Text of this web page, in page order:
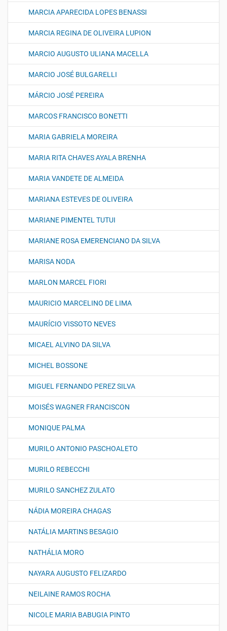
MARCIA APARECIDA LOPES BENASSI
MARCIA REGINA DE OLIVEIRA LUPION
MARCIO AUGUSTO ULIANA MACELLA
MARCIO JOSÉ BULGARELLI
MÁRCIO JOSÉ PEREIRA
MARCOS FRANCISCO BONETTI
MARIA GABRIELA MOREIRA
MARIA RITA CHAVES AYALA BRENHA
MARIA VANDETE DE ALMEIDA
MARIANA ESTEVES DE OLIVEIRA
MARIANE PIMENTEL TUTUI
MARIANE ROSA EMERENCIANO DA SILVA
MARISA NODA
MARLON MARCEL FIORI
MAURICIO MARCELINO DE LIMA
MAURÍCIO VISSOTO NEVES
MICAEL ALVINO DA SILVA
MICHEL BOSSONE
MIGUEL FERNANDO PEREZ SILVA
MOISÉS WAGNER FRANCISCON
MONIQUE PALMA
MURILO ANTONIO PASCHOALETO
MURILO REBECCHI
MURILO SANCHEZ ZULATO
NÁDIA MOREIRA CHAGAS
NATÁLIA MARTINS BESAGIO
NATHÁLIA MORO
NAYARA AUGUSTO FELIZARDO
NEILAINE RAMOS ROCHA
NICOLE MARIA BABUGIA PINTO